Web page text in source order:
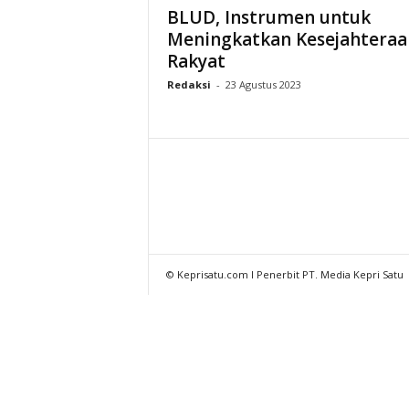
BLUD, Instrumen untuk
Meningkatkan
Rakyat
Redaksi - 23 Agustus 2023
© Keprisatu.com I Penerbit PT. Media Kepri Satu